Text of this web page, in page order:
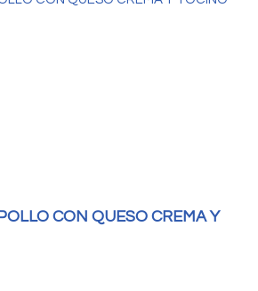
CON QUESO CREMA Y